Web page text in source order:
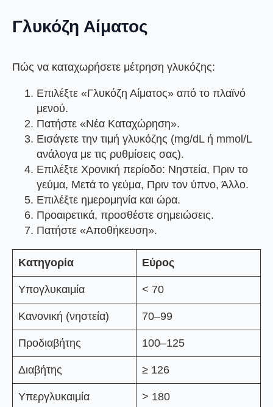
Γλυκόζη Αίματος
Πώς να καταχωρήσετε μέτρηση γλυκόζης:
Επιλέξτε «Γλυκόζη Αίματος» από το πλαϊνό
μενού.
Πατήστε «Νέα Καταχώρηση».
Εισάγετε την τιμή γλυκόζης (mg/dL ή mmol/L
ανάλογα με τις ρυθμίσεις σας).
Επιλέξτε Χρονική περίοδο: Νηστεία, Πριν το
γεύμα, Μετά το γεύμα, Πριν τον ύπνο, Άλλο.
Επιλέξτε ημερομηνία και ώρα.
Προαιρετικά, προσθέστε σημειώσεις.
Πατήστε «Αποθήκευση».
Κατηγορία Εύρος
Υπογλυκαιμία < 70
Κανονική (νηστεία) 70–99
Προδιαβήτης 100–125
Διαβήτης ≥ 126
Υπεργλυκαιμία > 180